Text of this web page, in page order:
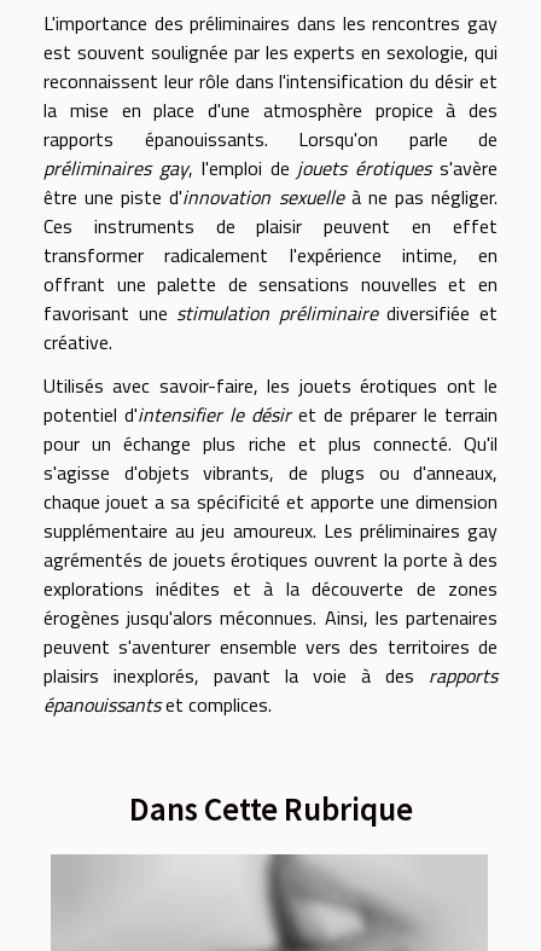
L'importance des préliminaires dans les rencontres gay
est souvent soulignée par les experts en sexologie, qui
reconnaissent leur rôle dans l'intensification du désir et
la mise en place d'une atmosphère propice à des
rapports épanouissants. Lorsqu'on parle de
préliminaires gay, l'emploi de jouets érotiquess'avère
être une piste d'innovation sexuelleà ne pas négliger.
Ces instruments de plaisir peuvent en effet
transformer radicalement l'expérience intime, en
offrant une palette de sensations nouvelles et en
favorisant une stimulation préliminairediversifiée et
créative.
Utilisés avec savoir-faire, les jouets érotiques ont le
potentiel d'intensifier le désiret de préparer le terrain
pour un échange plus riche et plus connecté. Qu'il
s'agisse d'objets vibrants, de plugs ou d'anneaux,
chaque jouet a sa spécificité et apporte une dimension
supplémentaire au jeu amoureux. Les préliminaires gay
agrémentés de jouets érotiques ouvrent la porte à des
explorations inédites et à la découverte de zones
érogènes jusqu'alors méconnues. Ainsi, les partenaires
peuvent s'aventurer ensemble vers des territoires de
plaisirs inexplorés, pavant la voie à des rapports
épanouissantset complices.
Dans Cette Rubrique